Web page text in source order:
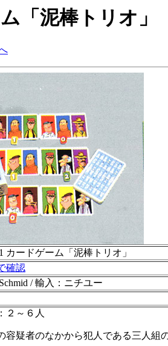
「泥棒トリオ」
カードゲーム「泥棒トリオ」
確認
/ 輸入：ニチユー
２～６人
容疑者のなかから犯人である三人組